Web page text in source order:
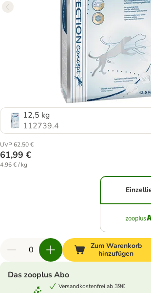
12,5 kg
112739.4
UVP 62,50 €
61,99 €
4,96 € / kg
Zum Warenkorb
hinzufügen
Das zooplus Abo
Versandkostenfrei ab 39€